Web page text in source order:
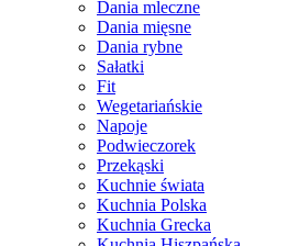
Dania mleczne
Dania mięsne
Dania rybne
Sałatki
Fit
Wegetariańskie
Napoje
Podwieczorek
Przekąski
Kuchnie świata
Kuchnia Polska
Kuchnia Grecka